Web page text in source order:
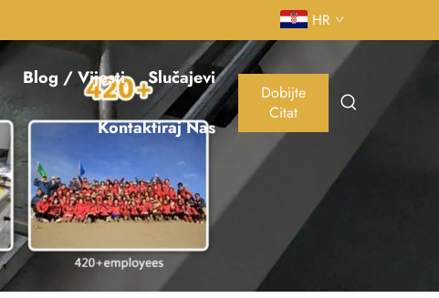
HR
Blog / Vijesti Slučajevi
Kontaktiraj Nas
Dobijte
Citat